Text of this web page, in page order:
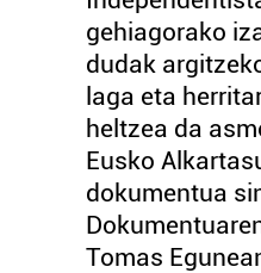
gehiagorako
dudak
laga eta
heltzea da
Eusko
dokumentua
Tomas